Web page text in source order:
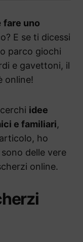
fare uno
E se ti dicessi
parco giochi
e gavettoni, il
online!
idee
e familiari,
ho
delle vere
online.